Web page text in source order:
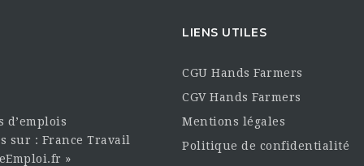
d’emplois
sur : France Travail
»
LIENS UTILES
CGU Hands Farmers
CGV Hands Farmers
Mentions légales
Politique de confidentialité